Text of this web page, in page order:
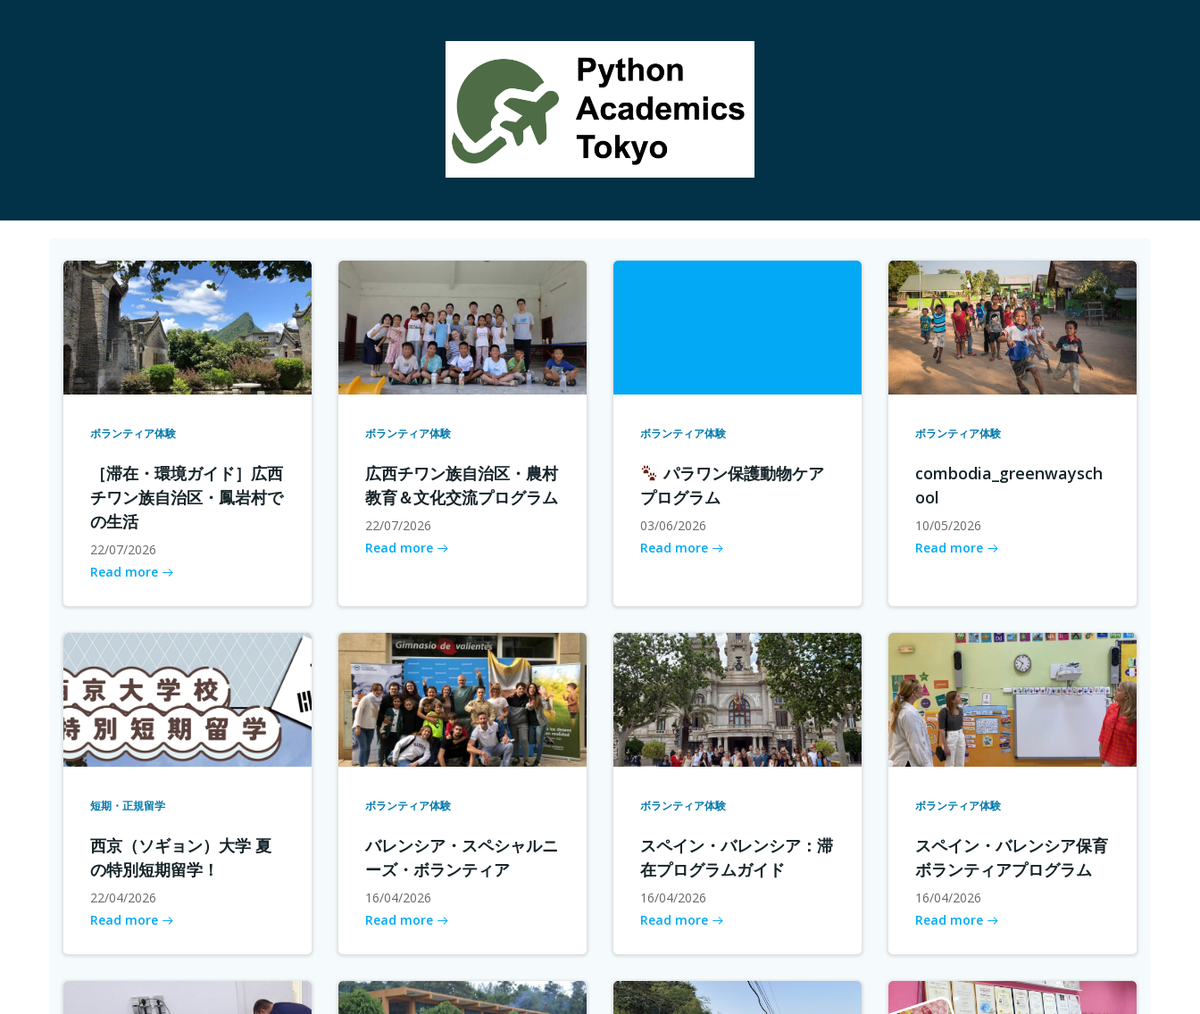
ボランティア体験
［滞在・環境ガイド］広西
チワン族自治区・鳳岩村で
の生活
22/07/2026
Read more
ボランティア体験
広西チワン族自治区・農村
教育＆文化交流プログラム
22/07/2026
Read more
ボランティア体験
パラワン保護動物ケア
プログラム
03/06/2026
Read more
ボランティア体験
combodia_greenwaysch
ool
10/05/2026
Read more
短期・正規留学
西京（ソギョン）大学 夏
の特別短期留学！
22/04/2026
Read more
ボランティア体験
バレンシア・スペシャルニ
ーズ・ボランティア
16/04/2026
Read more
ボランティア体験
スペイン・バレンシア：滞
在プログラムガイド
16/04/2026
Read more
ボランティア体験
スペイン・バレンシア保育
ボランティアプログラム
16/04/2026
Read more